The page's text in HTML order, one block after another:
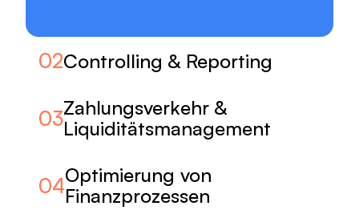
02Controlling & Reporting
03Zahlungsverkehr &
Liquiditätsmanagement
04Optimierung von
Finanzprozessen